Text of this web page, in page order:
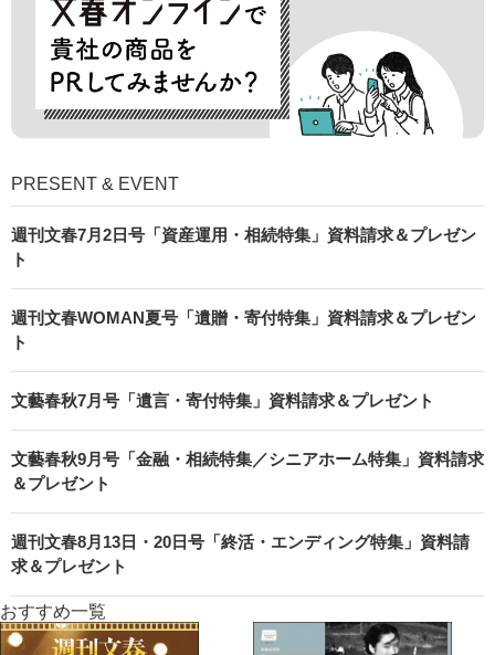
PRESENT & EVENT
週刊文春7月2日号「資産運用・相続特集」資料請求＆プレゼン
ト
週刊文春WOMAN夏号「遺贈・寄付特集」資料請求＆プレゼン
ト
文藝春秋7月号「遺言・寄付特集」資料請求＆プレゼント
文藝春秋9月号「金融・相続特集／シニアホーム特集」資料請求
＆プレゼント
週刊文春8月13日・20日号「終活・エンディング特集」資料請
求＆プレゼント
おすすめ一覧